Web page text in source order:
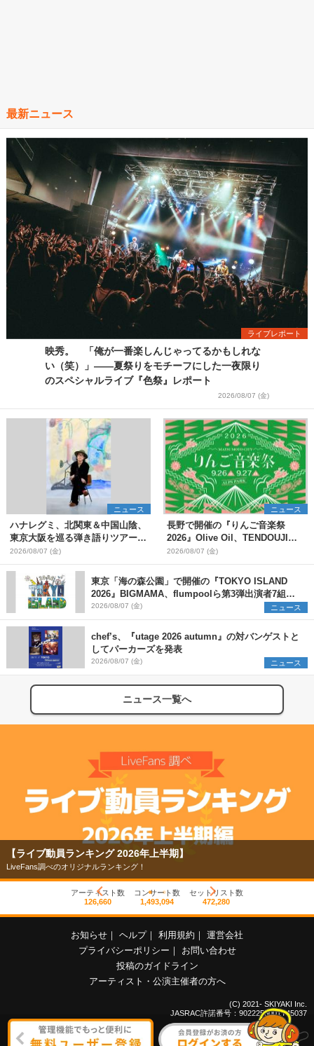
最新ニュース
ライブレポート
映秀。 「俺が一番楽しんじゃってるかもしれな
い（笑）」――夏祭りをモチーフにした一夜限り
のスペシャルライブ『色祭』レポート
2026/08/07 (金)
ニュース
ハナレグミ、北関東＆中国山陰、
東京大阪を巡る弾き語りツアー10
月より開催決定
2026/08/07 (金)
ニュース
長野で開催の『りんご音楽祭
2026』Olive Oil、TENDOUJIら
第11弾出演アーティスト（16組）
を発表
2026/08/07 (金)
東京「海の森公園」で開催の『TOKYO ISLAND
2026』BIGMAMA、flumpoolら第3弾出演者7組を
発表 ワークショップ・アート出展者を募集
2026/08/07 (金) ニュース
chef’s、『utage 2026 autumn』の対バンゲストと
してパーカーズを発表
2026/08/07 (金) ニュース
ニュース一覧へ
【ライブ動員ランキング 2026年上半期】
LiveFans調べのオリジナルランキング！
アーティスト数
126,660
コンサート数
1,493,094
セットリスト数
472,280
お知らせ ｜ ヘルプ｜ 利用規約 ｜ 運営会社
プライバシーポリシー ｜
お問い合わせ
投稿のガイドライン
アーティスト・公演主催者の方へ
(C) 2021- SKIYAKI Inc.
JASRAC許諾番号：9022255001Y45037